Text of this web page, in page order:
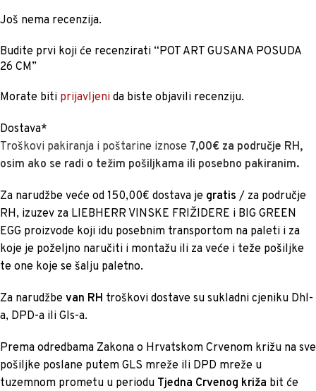
Još nema recenzija.
Budite prvi koji će recenzirati “POT ART GUSANA POSUDA
26 CM”
Morate biti prijavljeni da biste objavili recenziju.
Dostava*
Troškovi pakiranja i poštarine iznose 7,00€ za područje RH,
osim ako se radi o težim pošiljkama ili posebno pakiranim.
Za narudžbe veće od 150,00€ dostava je gratis / za područje
RH, izuzev za LIEBHERR VINSKE FRIŽIDERE i BIG GREEN
EGG proizvode koji idu posebnim transportom na paleti i za
koje je poželjno naručiti i montažu ili za veće i teže pošiljke
te one koje se šalju paletno.
Za narudžbe van RH troškovi dostave su sukladni cjeniku Dhl-
a, DPD-a ili Gls-a.
Prema odredbama Zakona o Hrvatskom Crvenom križu na sve
pošiljke poslane putem GLS mreže ili DPD mreže u
tuzemnom prometu u periodu Tjedna Crvenog križa bit će